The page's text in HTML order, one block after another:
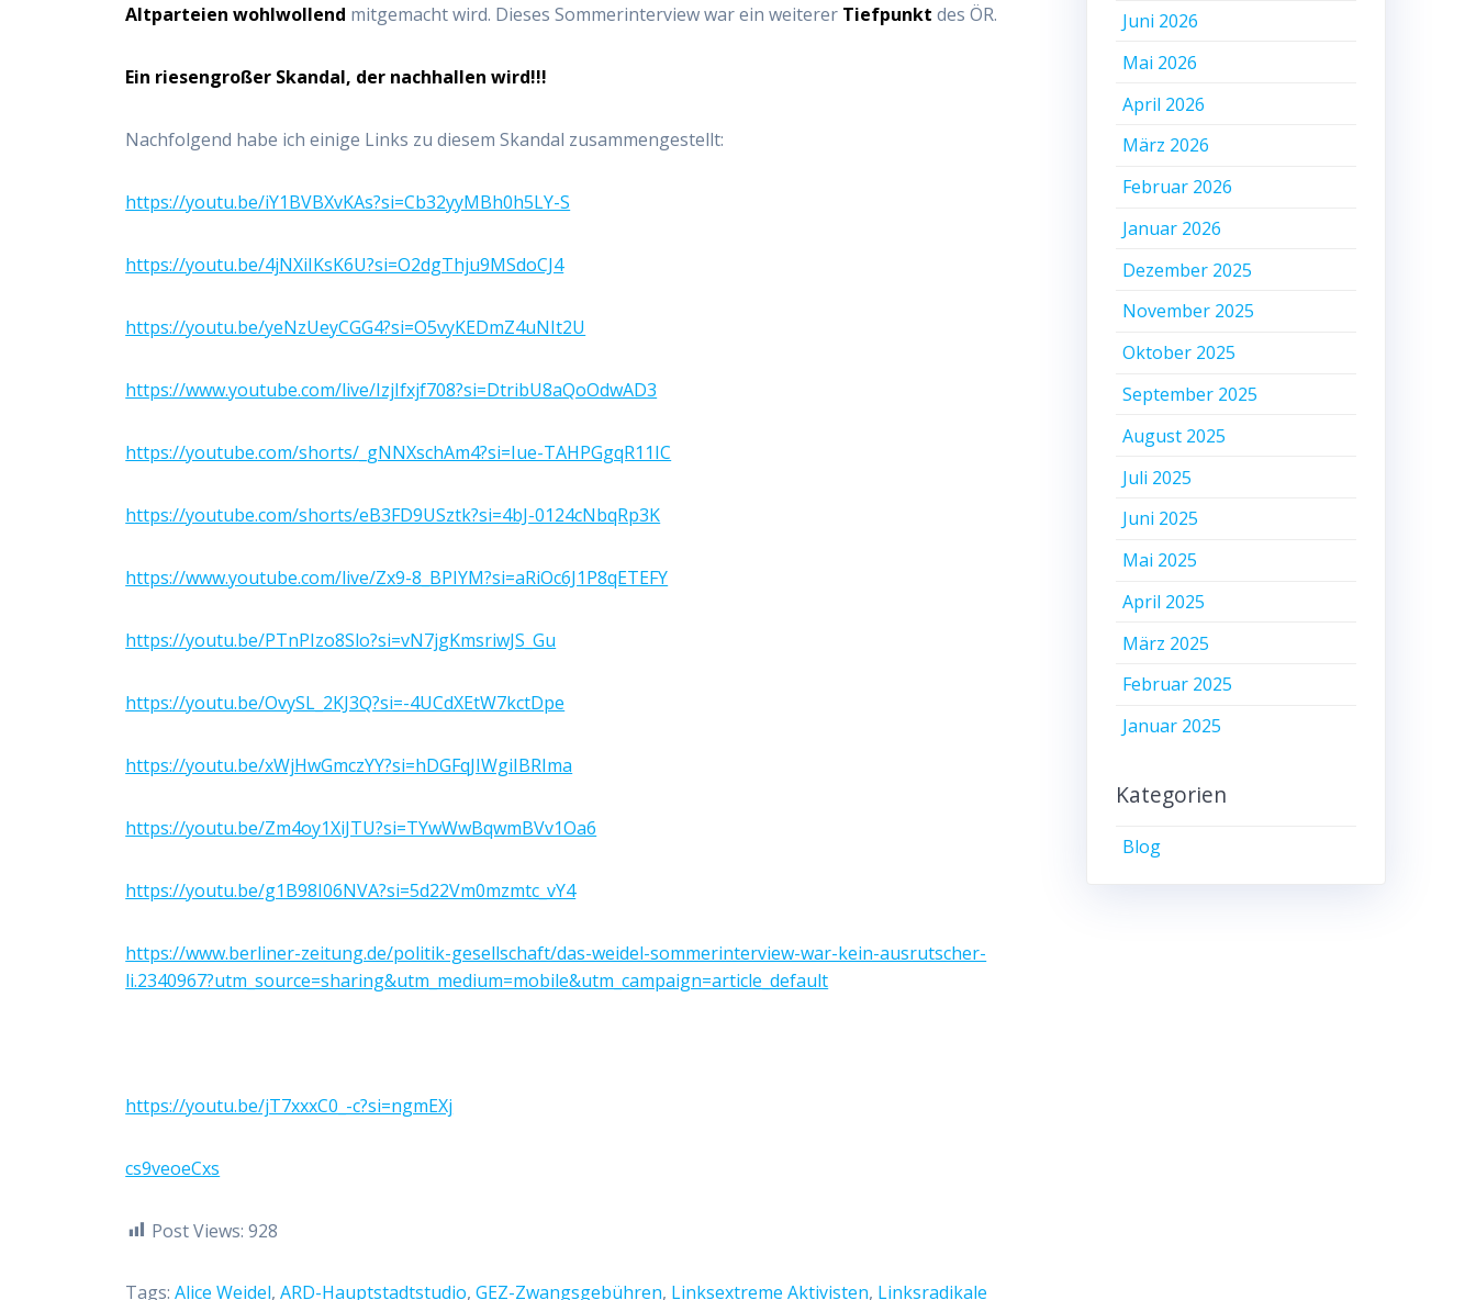
Altparteien wohlwollend mitgemacht wird. Dieses Sommerinterview war ein weiterer Tiefpunkt des ÖR.
Ein riesengroßer Skandal, der nachhallen wird!!!
Nachfolgend habe ich einige Links zu diesem Skandal zusammengestellt:
https://youtu.be/iY1BVBXvKAs?si=Cb32yyMBh0h5LY-S
https://youtu.be/4jNXiIKsK6U?si=O2dgThju9MSdoCJ4
https://youtu.be/yeNzUeyCGG4?si=O5vyKEDmZ4uNIt2U
https://www.youtube.com/live/IzjIfxjf708?si=DtribU8aQoOdwAD3
https://youtube.com/shorts/_gNNXschAm4?si=Iue-TAHPGgqR11IC
https://youtube.com/shorts/eB3FD9USztk?si=4bJ-0124cNbqRp3K
https://www.youtube.com/live/Zx9-8_BPIYM?si=aRiOc6J1P8qETEFY
https://youtu.be/PTnPIzo8Slo?si=vN7jgKmsriwJS_Gu
https://youtu.be/OvySL_2KJ3Q?si=-4UCdXEtW7kctDpe
https://youtu.be/xWjHwGmczYY?si=hDGFqJIWgiIBRIma
https://youtu.be/Zm4oy1XiJTU?si=TYwWwBqwmBVv1Oa6
https://youtu.be/g1B98I06NVA?si=5d22Vm0mzmtc_vY4
https://www.berliner-zeitung.de/politik-gesellschaft/das-weidel-sommerinterview-war-kein-ausrutscher-
li.2340967?utm_source=sharing&utm_medium=mobile&utm_campaign=article_default
https://youtu.be/jT7xxxC0_-c?si=ngmEXj
cs9veoeCxs
Post Views: 928
Tags:Alice Weidel,ARD-Hauptstadtstudio,GEZ-Zwangsgebühren, Linksextreme Aktivisten, Linksradikale
Juni 2026
Mai 2026
April 2026
März 2026
Februar 2026
Januar 2026
Dezember 2025
November 2025
Oktober 2025
September 2025
August 2025
Juli 2025
Juni 2025
Mai 2025
April 2025
März 2025
Februar 2025
Januar 2025
Kategorien
Blog